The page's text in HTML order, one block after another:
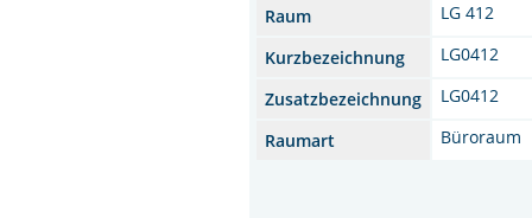
Raum
LG 412
Kurzbezeichnung
LG0412
Zusatzbezeichnung
LG0412
Raumart
Büroraum